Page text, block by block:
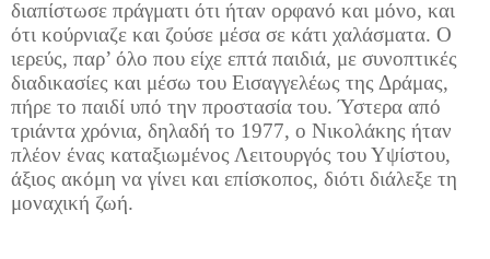
διαπίστωσε πράγματι ότι ήταν ορφανό και μόνο, και
ότι κούρνιαζε και ζούσε μέσα σε κάτι χαλάσματα. Ο
ιερεύς, παρ’ όλο που είχε επτά παιδιά, με συνοπτικές
διαδικασίες και μέσω του Εισαγγελέως της Δράμας,
πήρε το παιδί υπό την προστασία του. Ύστερα από
τριάντα χρόνια, δηλαδή το 1977, ο Νικολάκης ήταν
πλέον ένας καταξιωμένος Λειτουργός του Υψίστου,
άξιος ακόμη να γίνει και επίσκοπος, διότι διάλεξε τη
μοναχική ζωή.